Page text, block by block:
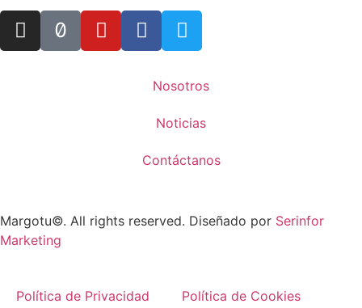
Nosotros
Noticias
Contáctanos
Margotu©. All rights reserved. Diseñado por Serinfor
Marketing
Política de Privacidad Política de Cookies